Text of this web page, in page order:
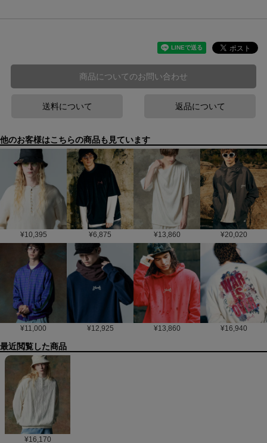
商品についてのお問い合わせ
送料について 返品について
他のお客様はこちらの商品も見ています
¥10,395 ¥6,875 ¥13,860 ¥20,020
¥11,000 ¥12,925 ¥13,860 ¥16,940
最近閲覧した商品
¥16,170